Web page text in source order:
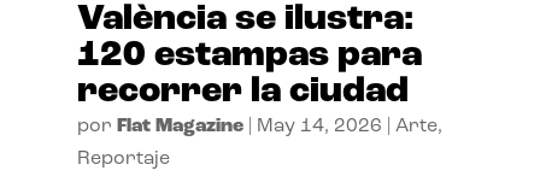
València se ilustra:
120 estampas para
recorrer la ciudad
por Flat Magazine| May 14, 2026 Arte,
Reportaje